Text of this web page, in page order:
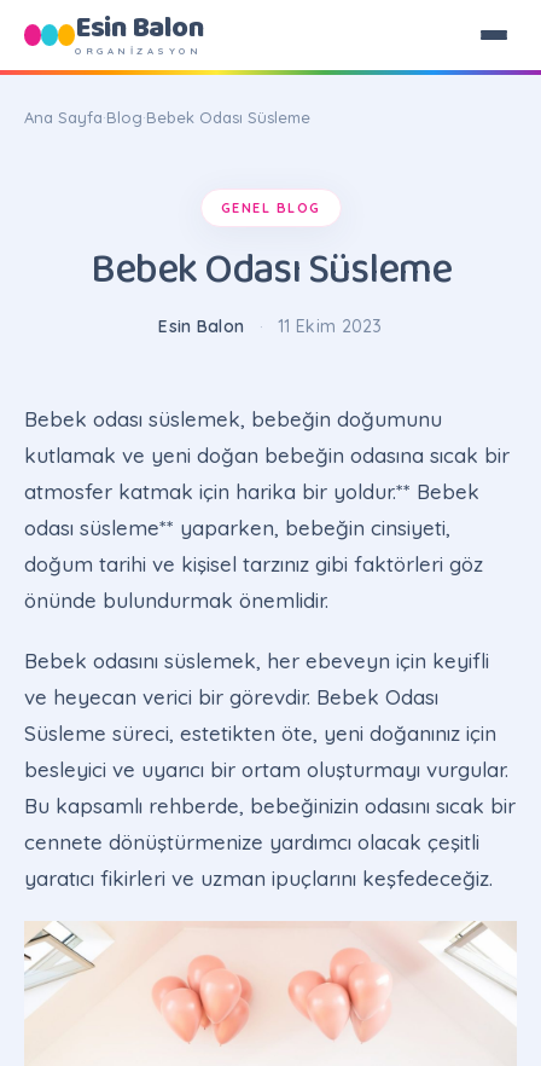
Esin Balon
ORGANİZASYON
Ana Sayfa·Blog·Bebek Odası Süsleme
GENEL BLOG
Bebek Odası Süsleme
Esin Balon · 11 Ekim 2023
Bebek odası süslemek, bebeğin doğumunu
kutlamak ve yeni doğan bebeğin odasına sıcak bir
atmosfer katmak için harika bir yoldur.** Bebek
odası süsleme** yaparken, bebeğin cinsiyeti,
doğum tarihi ve kişisel tarzınız gibi faktörleri göz
önünde bulundurmak önemlidir.
Bebek odasını süslemek, her ebeveyn için keyifli
ve heyecan verici bir görevdir. Bebek Odası
Süsleme süreci, estetikten öte, yeni doğanınız için
besleyici ve uyarıcı bir ortam oluşturmayı vurgular.
Bu kapsamlı rehberde, bebeğinizin odasını sıcak bir
cennete dönüştürmenize yardımcı olacak çeşitli
yaratıcı fikirleri ve uzman ipuçlarını keşfedeceğiz.